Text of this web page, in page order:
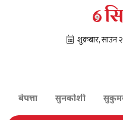
सुनकोशी सुकुमबासी